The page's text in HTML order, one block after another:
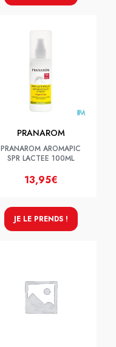
PRANAROM
PRANAROM AROMAPIC
SPR LACTEE 100ML
13,95€
JE LE PRENDS !